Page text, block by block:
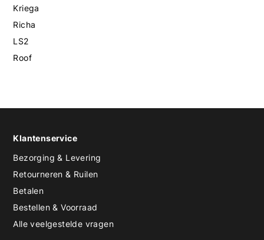
Kriega
Richa
LS2
Roof
Klantenservice
Bezorging & Levering
Retourneren & Ruilen
Betalen
Bestellen & Voorraad
Alle veelgestelde vragen